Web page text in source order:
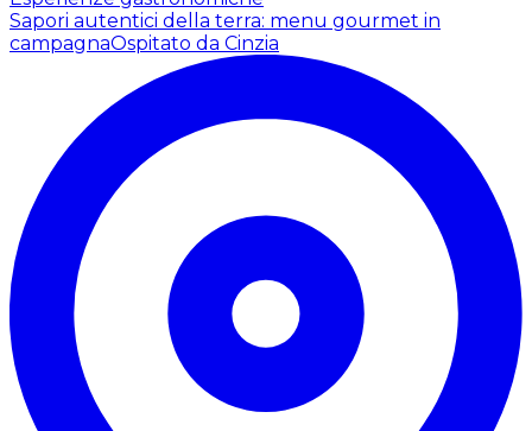
Sapori autentici della terra: menu gourmet in
campagnaOspitato da Cinzia